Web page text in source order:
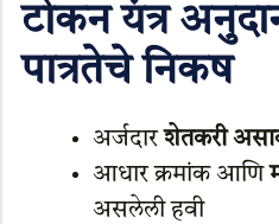
टोकन यंत्र
पात्रतेचे निकष
अर्जदारशेतकरी
आधार क्रमांक आणि
असलेली हवी